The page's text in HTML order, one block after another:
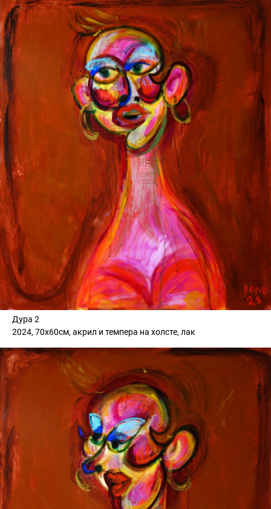
Дура 2
2024, 70х60см, акрил и темпера на холсте, лак